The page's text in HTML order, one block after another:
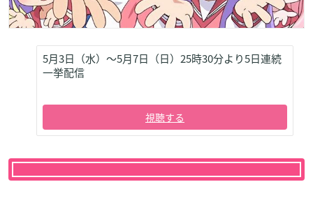
5月3日（水）～5月7日（日）25時30分より5日連続
一挙配信
視聴する